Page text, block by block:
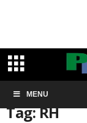
MENU
Início Tags
Tag: RH